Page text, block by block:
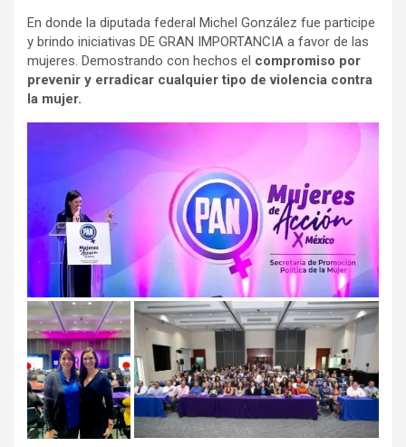
En donde la diputada federal Michel González fue participe
y brindo iniciativas DE GRAN IMPORTANCIA a favor de las
mujeres. Demostrando con hechos el compromiso por
prevenir y erradicar cualquier tipo de violencia contra
la mujer.